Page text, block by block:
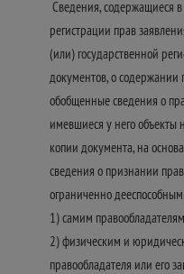
Сведения, содержащиеся
регистрации прав
(или) государственной
документов, о
обобщенные сведения о
имевшиеся у него объекты
копии документа, на
сведения о признании
ограниченно
1) самим
2) физическим и
правообладателя или его